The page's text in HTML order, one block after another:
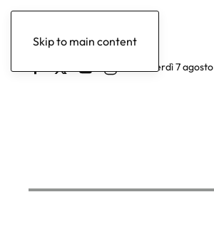
Skip to main content
venerdì 7